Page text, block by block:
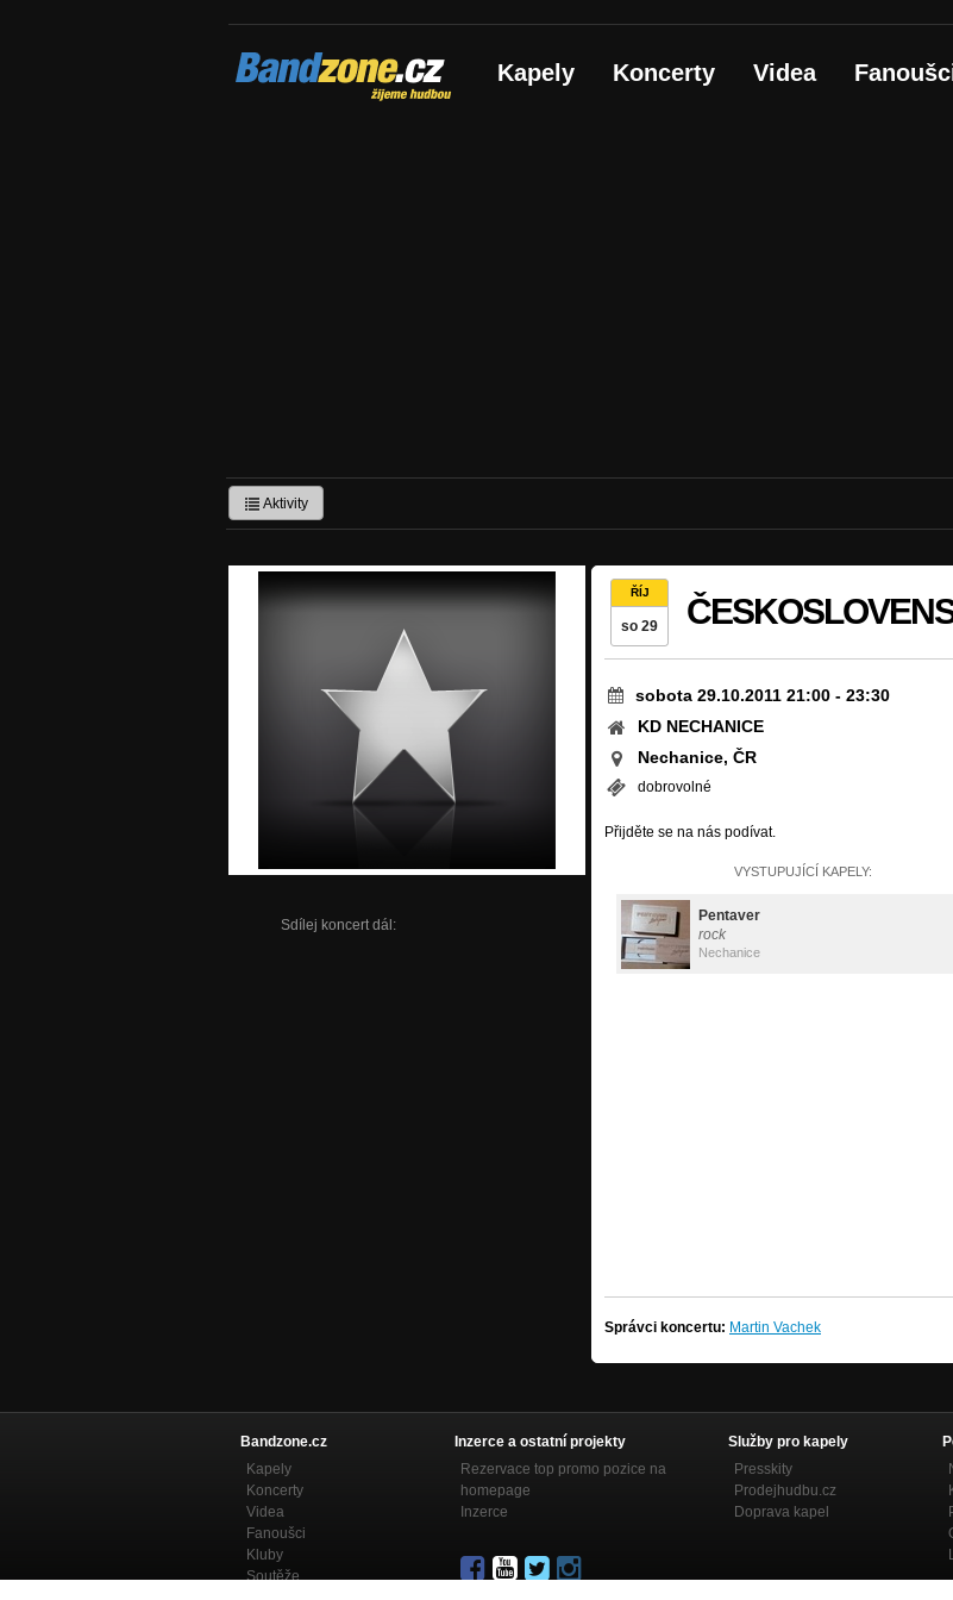
Bandzone.cz
žijeme hudbou Kapely Koncerty Videa
Aktivity
Sdílej koncert dál:
ŘÍJ
so 29
sobota 29.10.2011 21:00 - 23:30
KD NECHANICE
Nechanice, ČR
dobrovolné
Přijděte se na nás podívat.
VYSTUPUJÍCÍ KAPELY:
Pentaver
rock
Nechanice
Správci koncertu: Martin Vachek
Bandzone.cz
Kapely
Koncerty
Videa
Fanoušci
Kluby
Soutěže
Inzerce a ostatní projekty
Rezervace top promo pozice na
homepage
Inzerce
Služby pro kapely
Presskity
Prodejhudbu.cz
Doprava kapel